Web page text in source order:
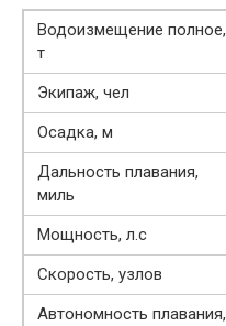
Водоизмещение полное,
т
Экипаж, чел
Осадка, м
Дальность плавания,
миль
Мощность, л.с
Скорость, узлов
Автономность плавания,